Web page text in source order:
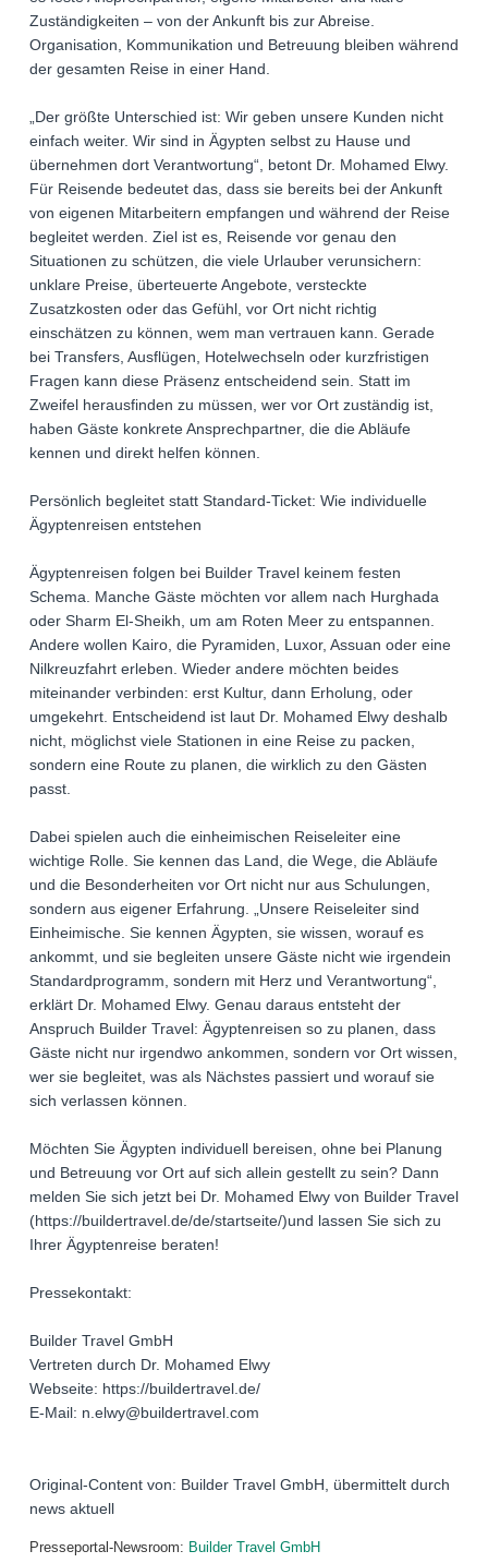
Zuständigkeiten – von der Ankunft bis zur Abreise.
Organisation, Kommunikation und Betreuung bleiben während
der gesamten Reise in einer Hand.
„Der größte Unterschied ist: Wir geben unsere Kunden nicht
einfach weiter. Wir sind in Ägypten selbst zu Hause und
übernehmen dort Verantwortung“, betont Dr. Mohamed Elwy.
Für Reisende bedeutet das, dass sie bereits bei der Ankunft
von eigenen Mitarbeitern empfangen und während der Reise
begleitet werden. Ziel ist es, Reisende vor genau den
Situationen zu schützen, die viele Urlauber verunsichern:
unklare Preise, überteuerte Angebote, versteckte
Zusatzkosten oder das Gefühl, vor Ort nicht richtig
einschätzen zu können, wem man vertrauen kann. Gerade
bei Transfers, Ausflügen, Hotelwechseln oder kurzfristigen
Fragen kann diese Präsenz entscheidend sein. Statt im
Zweifel herausfinden zu müssen, wer vor Ort zuständig ist,
haben Gäste konkrete Ansprechpartner, die die Abläufe
kennen und direkt helfen können.
Persönlich begleitet statt Standard-Ticket: Wie individuelle
Ägyptenreisen entstehen
Ägyptenreisen folgen bei Builder Travel keinem festen
Schema. Manche Gäste möchten vor allem nach Hurghada
oder Sharm El-Sheikh, um am Roten Meer zu entspannen.
Andere wollen Kairo, die Pyramiden, Luxor, Assuan oder eine
Nilkreuzfahrt erleben. Wieder andere möchten beides
miteinander verbinden: erst Kultur, dann Erholung, oder
umgekehrt. Entscheidend ist laut Dr. Mohamed Elwy deshalb
nicht, möglichst viele Stationen in eine Reise zu packen,
sondern eine Route zu planen, die wirklich zu den Gästen
passt.
Dabei spielen auch die einheimischen Reiseleiter eine
wichtige Rolle. Sie kennen das Land, die Wege, die Abläufe
und die Besonderheiten vor Ort nicht nur aus Schulungen,
sondern aus eigener Erfahrung. „Unsere Reiseleiter sind
Einheimische. Sie kennen Ägypten, sie wissen, worauf es
ankommt, und sie begleiten unsere Gäste nicht wie irgendein
Standardprogramm, sondern mit Herz und Verantwortung“,
erklärt Dr. Mohamed Elwy. Genau daraus entsteht der
Anspruch Builder Travel: Ägyptenreisen so zu planen, dass
Gäste nicht nur irgendwo ankommen, sondern vor Ort wissen,
wer sie begleitet, was als Nächstes passiert und worauf sie
sich verlassen können.
Möchten Sie Ägypten individuell bereisen, ohne bei Planung
und Betreuung vor Ort auf sich allein gestellt zu sein? Dann
melden Sie sich jetzt bei Dr. Mohamed Elwy von Builder Travel
(https://buildertravel.de/de/startseite/)und lassen Sie sich zu
Ihrer Ägyptenreise beraten!
Pressekontakt:
Builder Travel GmbH
Vertreten durch Dr. Mohamed Elwy
Webseite: https://buildertravel.de/
E-Mail: n.elwy@buildertravel.com
Original-Content von: Builder Travel GmbH, übermittelt durch
news aktuell
Presseportal-Newsroom: Builder Travel GmbH